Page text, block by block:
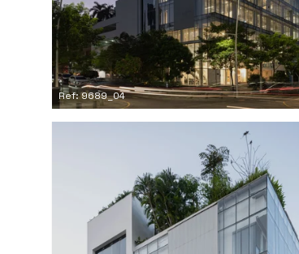
Ref: 9689_04